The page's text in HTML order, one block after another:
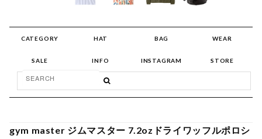
CATEGORY HAT BAG WEAR
SALE INFO INSTAGRAM STORE
gym master ジムマスター 7.2ozドライワッフルポロシ